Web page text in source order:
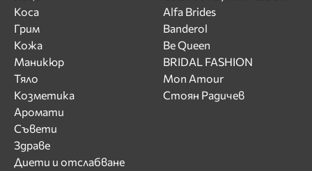
Коса
Грим
Кожа
Маникюр
Тяло
Козметика
Аромати
Съвети
Здраве
Диети и отслабване
Alfa Brides
Banderol
Be Queen
BRIDAL FASHION
Mon Amour
Стоян Радичев